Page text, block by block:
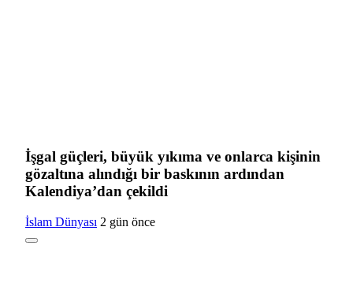
İşgal güçleri, büyük yıkıma ve onlarca kişinin
gözaltına alındığı bir baskının ardından
Kalendiya’dan çekildi
İslam Dünyası 2 gün önce